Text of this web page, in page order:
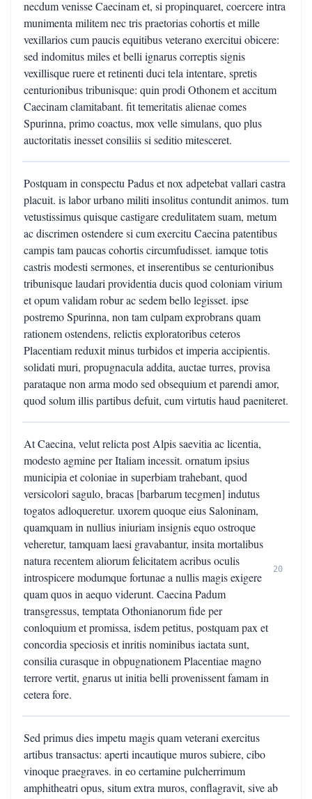
necdum venisse Caecinam et, si propinquaret, coercere intra
munimenta militem nec tris praetorias cohortis et mille
vexillarios cum paucis equitibus veterano exercitui obicere:
sed indomitus miles et belli ignarus correptis signis
vexillisque ruere et retinenti duci tela intentare, spretis
centurionibus tribunisque: quin prodi Othonem et accitum
Caecinam clamitabant. fit temeritatis alienae comes
Spurinna, primo coactus, mox velle simulans, quo plus
auctoritatis inesset consiliis si seditio mitesceret.
Postquam in conspectu Padus et nox adpetebat vallari castra
placuit. is labor urbano militi insolitus contundit animos. tum
vetustissimus quisque castigare credulitatem suam, metum
ac discrimen ostendere si cum exercitu Caecina patentibus
campis tam paucas cohortis circumfudisset. iamque totis
castris modesti sermones, et inserentibus se centurionibus
tribunisque laudari providentia ducis quod coloniam virium
et opum validam robur ac sedem bello legisset. ipse
postremo Spurinna, non tam culpam exprobrans quam
rationem ostendens, relictis exploratoribus ceteros
Placentiam reduxit minus turbidos et imperia accipientis.
solidati muri, propugnacula addita, auctae turres, provisa
parataque non arma modo sed obsequium et parendi amor,
quod solum illis partibus defuit, cum virtutis haud paeniteret.
At Caecina, velut relicta post Alpis saevitia ac licentia,
modesto agmine per Italiam incessit. ornatum ipsius
municipia et coloniae in superbiam trahebant, quod
versicolori sagulo, bracas [barbarum tecgmen] indutus
togatos adloqueretur. uxorem quoque eius Saloninam,
quamquam in nullius iniuriam insignis equo ostroque
veheretur, tamquam laesi gravabantur, insita mortalibus
natura recentem aliorum felicitatem acribus oculis
introspicere modumque fortunae a nullis magis exigere
quam quos in aequo viderunt. Caecina Padum
transgressus, temptata Othonianorum fide per
conloquium et promissa, isdem petitus, postquam pax et
concordia speciosis et inritis nominibus iactata sunt,
consilia curasque in obpugnationem Placentiae magno
terrore vertit, gnarus ut initia belli provenissent famam in
cetera fore.
20
Sed primus dies impetu magis quam veterani exercitus
artibus transactus: aperti incautique muros subiere, cibo
vinoque praegraves. in eo certamine pulcherrimum
amphitheatri opus, situm extra muros, conflagravit, sive ab